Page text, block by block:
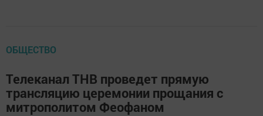
ОБЩЕСТВО
Телеканал ТНВ проведет прямую
трансляцию церемонии прощания с
митрополитом Феофаном